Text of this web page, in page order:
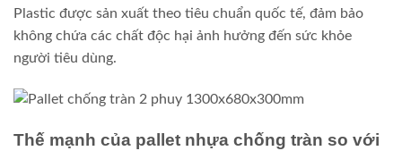
Plastic được sản xuất theo tiêu chuẩn quốc tế, đảm bảo
không chứa các chất độc hại ảnh hưởng đến sức khỏe
người tiêu dùng.
Thế mạnh của pallet nhựa chống tràn so với